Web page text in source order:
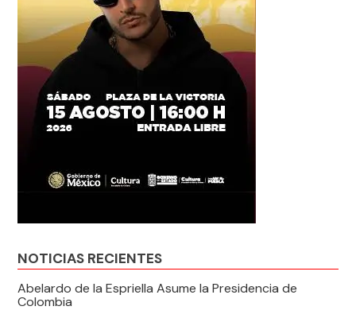
NOTICIAS RECIENTES
Abelardo de la Espriella Asume la Presidencia de
Colombia